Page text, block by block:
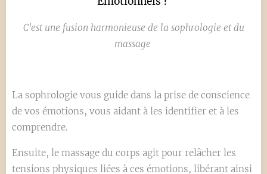
C'est une fusion harmonieuse de la sophrologie et du
massage
La sophrologie vous guide dans la prise de conscience
de vos émotions, vous aidant à les identifier et à les
comprendre.
Ensuite, le massage du corps agit pour relâcher les
tensions physiques liées à ces émotions, libérant ainsi